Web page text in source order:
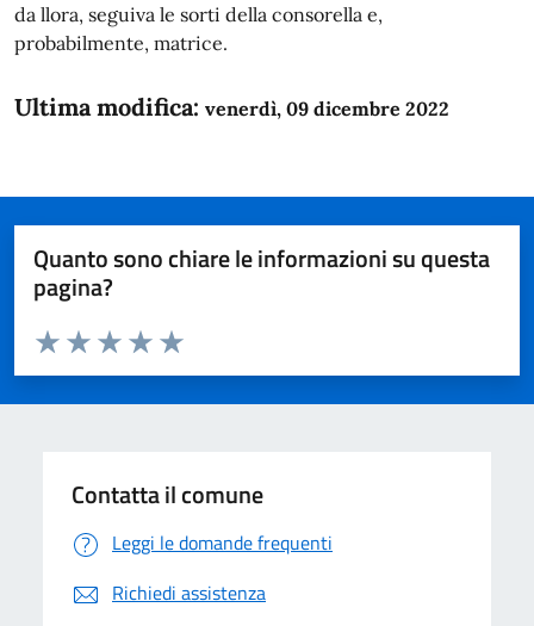
da llora, seguiva le sorti della consorella e,
probabilmente, matrice.
Ultima modifica: venerdì, 09 dicembre 2022
Quanto sono chiare le informazioni su questa
pagina?
Domanda
Valuta da 1 a 5 stelle la pagina
Valuta 5 stelle su 5
Valuta 4 stelle su 5
Valuta 3 stelle su 5
Valuta 2 stelle su 5
Valuta 1 stelle su 5
Contatta il comune
Leggi le domande frequenti
Richiedi assistenza